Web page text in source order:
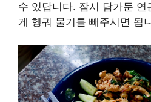
수 있답니다. 잠시 담가둔 연
게 헹궈 물기를 빼주시면 됩